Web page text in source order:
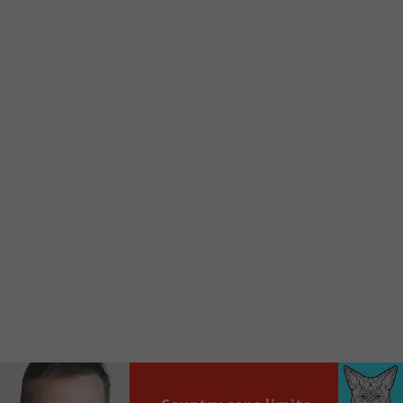
locale vous sont maintenant accessibles en un clic!